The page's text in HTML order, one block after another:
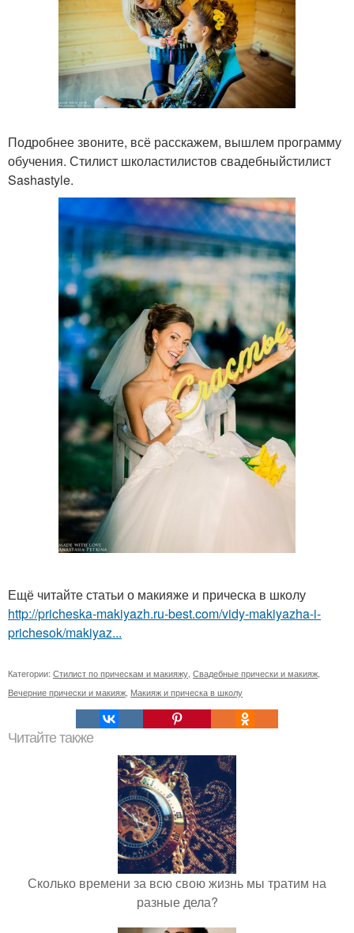
Подробнее звоните, всё расскажем, вышлем программу
обучения. Стилист школастилистов свадебныйстилист
Sashastyle.
Ещё читайте статьи о макияже и прическа в школу
http://pricheska-makiyazh.ru-best.com/vidy-makiyazha-i-
prichesok/makiyaz...
Категории: Стилист по прическам и макияжу Свадебные прически и макияж
Вечерние прически и макияж Макияж и прическа в школу
Читайте также
Сколько времени за всю свою жизнь мы тратим на
разные дела?